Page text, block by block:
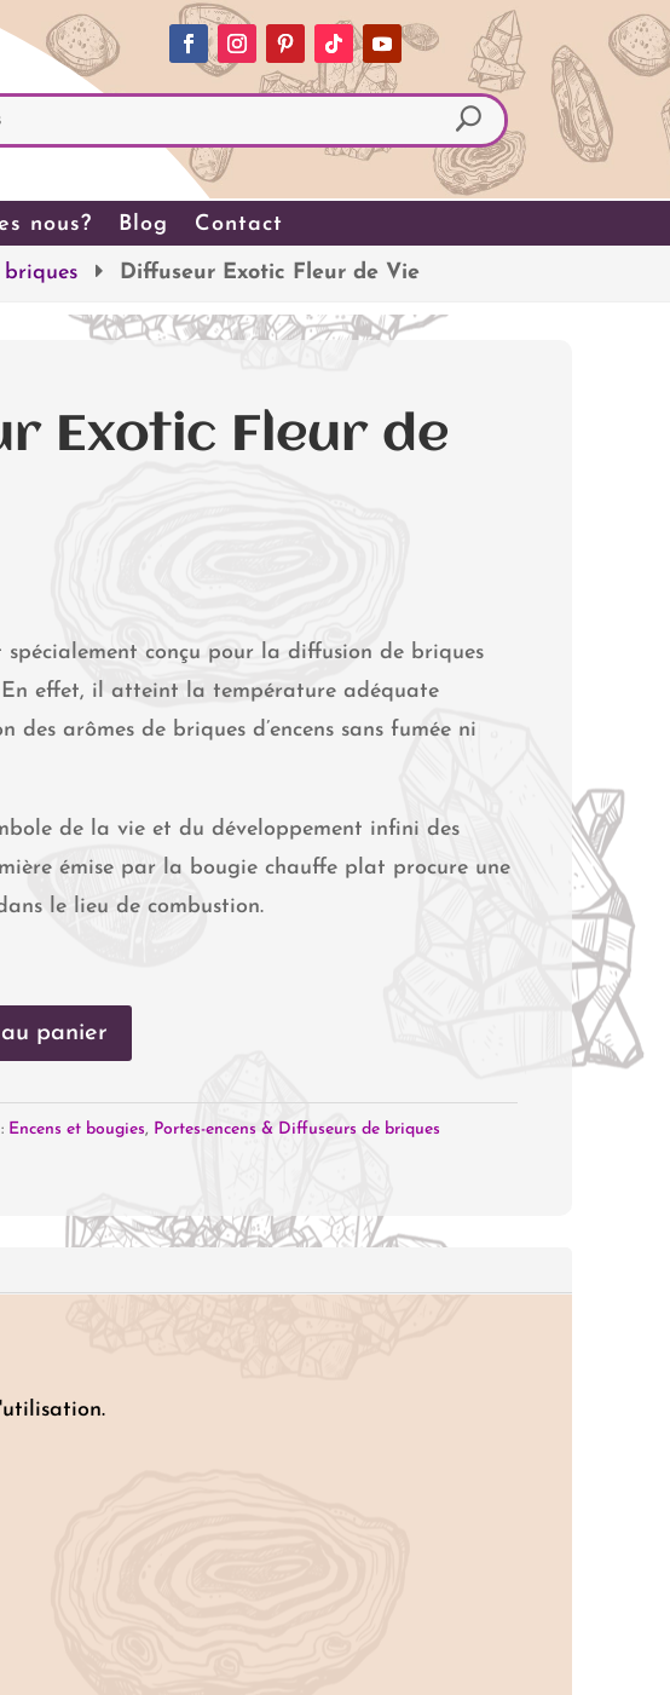
nous? Blog Contact
briques Diffuseur Exotic Fleur de Vie
Exotic Fleur de
spécialement conçu pour la diffusion de briques
En effet, il atteint la température adéquate
arômes de briques d’encens sans fumée ni
de la vie et du développement infini des
émise par la bougie chauffe plat procure une
le lieu de combustion.
panier
Encens et bougies, Portes-encens & Diffuseurs de briques